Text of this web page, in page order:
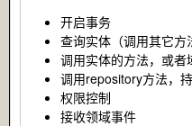
开启事务
查询实体（调用其它方
调用实体的方法，或者
调用repository方法，
权限控制
接收领域事件